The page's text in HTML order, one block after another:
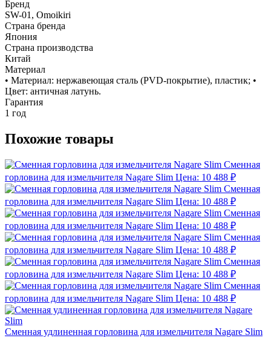
Бренд
SW-01, Omoikiri
Страна бренда
Япония
Страна производства
Китай
Материал
• Материал: нержавеющая сталь (PVD-покрытие), пластик; •
Цвет: античная латунь.
Гарантия
1 год
Похожие товары
Сменная
горловина для измельчителя Nagare Slim Цена: 10 488 ₽
Сменная
горловина для измельчителя Nagare Slim Цена: 10 488 ₽
Сменная
горловина для измельчителя Nagare Slim Цена: 10 488 ₽
Сменная
горловина для измельчителя Nagare Slim Цена: 10 488 ₽
Сменная
горловина для измельчителя Nagare Slim Цена: 10 488 ₽
Сменная
горловина для измельчителя Nagare Slim Цена: 10 488 ₽
Сменная удлиненная горловина для измельчителя Nagare Slim